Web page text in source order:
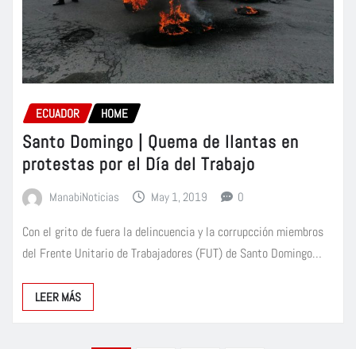
ECUADOR HOME
Santo Domingo | Quema de llantas en
protestas por el Día del Trabajo
ManabiNoticias May 1, 2019 0
Con el grito de fuera la delincuencia y la corrupcción miembros
del Frente Unitario de Trabajadores (FUT) de Santo Domingo…
LEER MÁS